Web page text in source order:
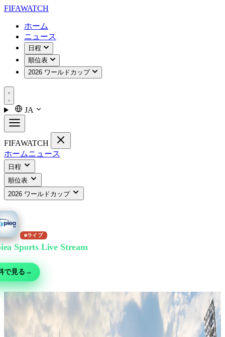
FIFAWATCH
ホーム
ニュース
日程
順位表
2026 ワールドカップ
JA
FIFAWATCH
ホームニュース
日程
順位表
2026 ワールドカップ
ライブ
Sports Live Streamで無料視聴
で見る →